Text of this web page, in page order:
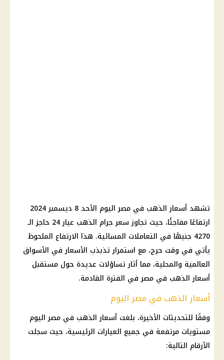
تشهد أسعار الذهب في مصر اليوم الأحد 8 ديسمبر 2024
ارتفاعًا مفاجئًا، حيث تجاوز سعر جرام الذهب عيار 24 حاجز الـ
4270 جنيهًا في التعاملات المسائية. هذا الارتفاع الملحوظ
يأتي في وقت حرج، مع استمرار تذبذب الأسعار في الأسواق
العالمية والمحلية، مما أثار تساؤلات عديدة حول مستقبل
أسعار الذهب في مصر في الفترة القادمة.
أسعار الذهب في مصر اليوم
وفقًا للتحديثات الأخيرة، بلغت أسعار الذهب في مصر اليوم
مستويات مرتفعة في جميع العيارات الرئيسية، حيث سجلت
الأرقام التالية: